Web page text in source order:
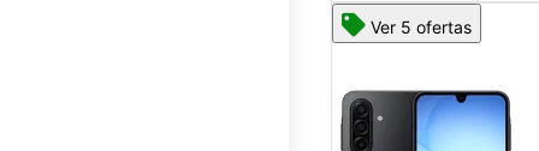
Ver 5 ofertas